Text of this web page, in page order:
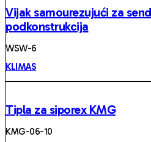
Vijak samourezujući za
podkonstrukcija
WSW-6
KLIMAS
Tipla za siporex KMG
KMG-06-10